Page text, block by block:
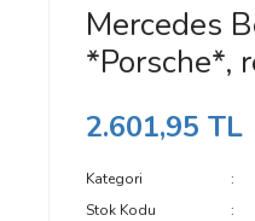
Mercedes
*Porsche*,
2.601,95 TL
Kategori
Stok Kodu